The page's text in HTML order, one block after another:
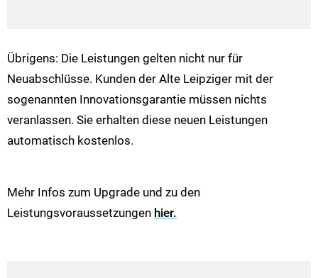
Übrigens: Die Leistungen gelten nicht nur für
Neuabschlüsse. Kunden der Alte Leipziger mit der
sogenannten Innovationsgarantie müssen nichts
veranlassen. Sie erhalten diese neuen Leistungen
automatisch kostenlos.
Mehr Infos zum Upgrade und zu den
Leistungsvoraussetzungen hier.